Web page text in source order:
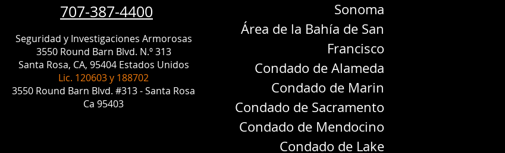
707-387-4400
Seguridad y Investigaciones Armorosas
3550 Round Barn Blvd. N.º 313
Santa Rosa, CA, 95404 Estados Unidos
Lic. 120603 y 188702
3550 Round Barn Blvd. #313 - Santa Rosa
Ca 95403
Sonoma
Área de la Bahía de San
Francisco
Condado de Alameda
Condado de Marin
Condado de Sacramento
Condado de Mendocino
Condado de Lake